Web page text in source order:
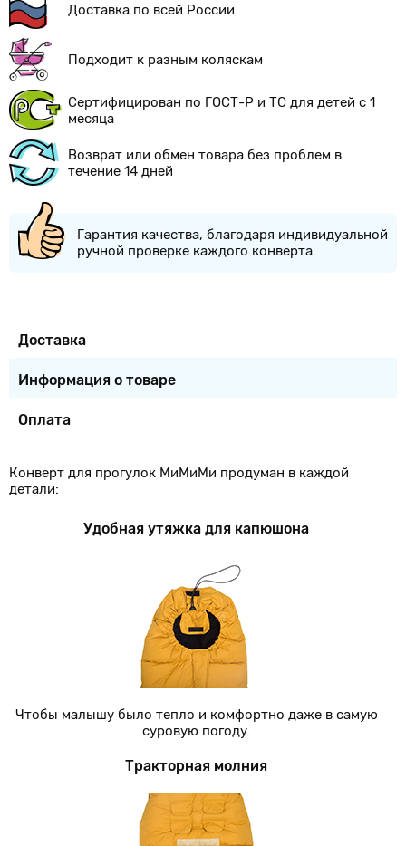
Доставка по всей России
Подходит к разным коляскам
Сертифицирован по ГОСТ-Р и ТС для детей с 1
месяца
Возврат или обмен товара без проблем в
течение 14 дней
Гарантия качества, благодаря индивидуальной
ручной проверке каждого конверта
Доставка
Информация о товаре
Оплата
Конверт для прогулок МиМиМи продуман в каждой
детали:
Удобная утяжка для капюшона
Чтобы малышу было тепло и комфортно даже в самую
суровую погоду.
Тракторная молния